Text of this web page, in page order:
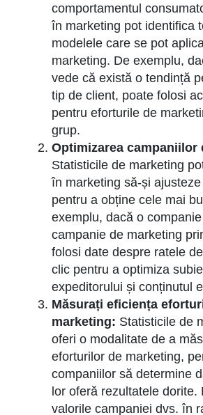
comportamentul
în marketing pot identifica
modelele care se pot
marketing. De exemplu,
vede că există o tendință
tip de client, poate folosi
pentru eforturile de
grup.
Optimizarea campaniilor
Statisticile de marketing
în marketing să-și
pentru a obține cele mai
exemplu, dacă o
campanie de marketing
folosi date despre ratele
clic pentru a optimiza
expeditorului și conținutul
Măsurați eficiența
marketing: Statisticile de
oferi o modalitate de a
eforturilor de marketing,
companiilor să determine
lor oferă rezultatele dorite.
valorile campaniei dvs. în